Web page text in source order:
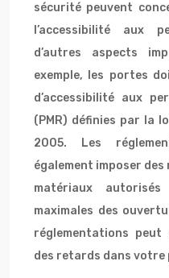
sécurité peuvent
l’accessibilité aux
d’autres aspects
exemple, les portes
d’accessibilité aux
(PMR) définies par la
2005. Les
également imposer
matériaux
maximales des
réglementations peut
des retards dans votre